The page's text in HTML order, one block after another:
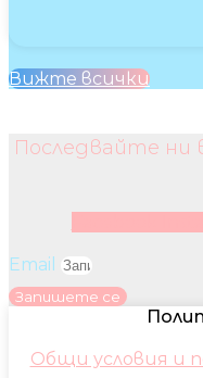
Вижте всички
Последвайте
Email
Запишете се
Общи условия и